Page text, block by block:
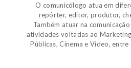
O comunicólogo atua em
repórter, editor, produtor,
Também atuar na
atividades voltadas ao
Públicas, Cinema e Vídeo,